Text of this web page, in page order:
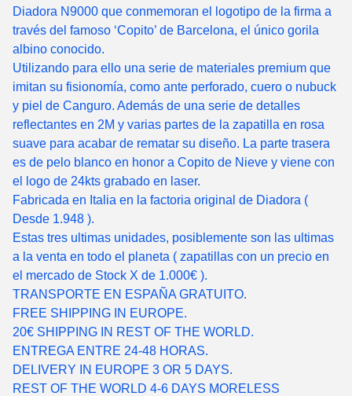
Diadora N9000 que conmemoran el logotipo de la firma a
través del famoso ‘Copito’ de Barcelona, el único gorila
albino conocido.
Utilizando para ello una serie de materiales premium que
imitan su fisionomía, como ante perforado, cuero o nubuck
y piel de Canguro. Además de una serie de detalles
reflectantes en 2M y varias partes de la zapatilla en rosa
suave para acabar de rematar su diseño. La parte trasera
es de pelo blanco en honor a Copito de Nieve y viene con
el logo de 24kts grabado en laser.
Fabricada en Italia en la factoria original de Diadora (
Desde 1.948 ).
Estas tres ultimas unidades, posiblemente son las ultimas
a la venta en todo el planeta ( zapatillas con un precio en
el mercado de Stock X de 1.000€ ).
TRANSPORTE EN ESPAÑA GRATUITO.
FREE SHIPPING IN EUROPE.
20€ SHIPPING IN REST OF THE WORLD.
ENTREGA ENTRE 24-48 HORAS.
DELIVERY IN EUROPE 3 OR 5 DAYS.
REST OF THE WORLD 4-6 DAYS MORELESS